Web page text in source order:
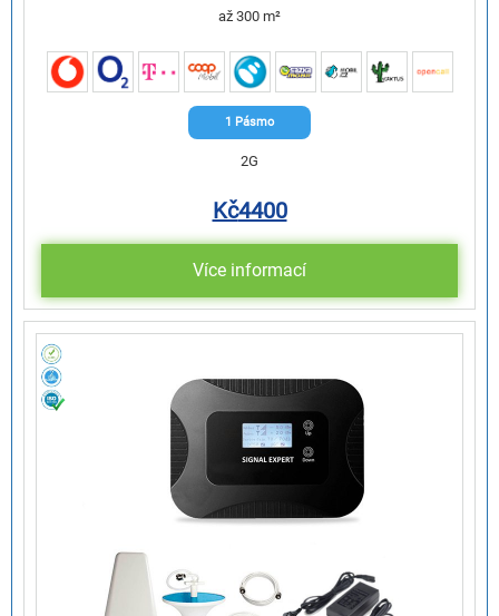
až 300 m²
1 Pásmo
2G
Kč4400
Více informací